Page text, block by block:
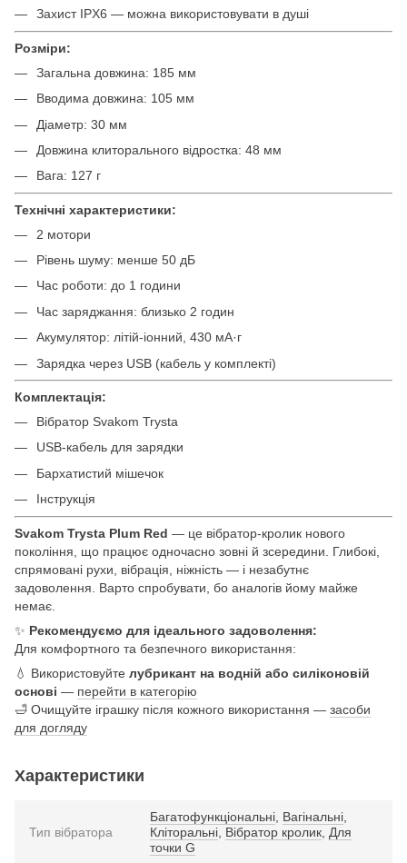
Захист IPX6 — можна використовувати в душі
Розміри:
Загальна довжина: 185 мм
Вводима довжина: 105 мм
Діаметр: 30 мм
Довжина клиторального відростка: 48 мм
Вага: 127 г
Технічні характеристики:
2 мотори
Рівень шуму: менше 50 дБ
Час роботи: до 1 години
Час заряджання: близько 2 годин
Акумулятор: літій-іонний, 430 мА·г
Зарядка через USB (кабель у комплекті)
Комплектація:
Вібратор Svakom Trysta
USB-кабель для зарядки
Бархатистий мішечок
Інструкція
Svakom Trysta Plum Red — це вібратор-кролик нового
покоління, що працює одночасно зовні й зсередини. Глибокі,
спрямовані рухи, вібрація, ніжність — і незабутнє
задоволення. Варто спробувати, бо аналогів йому майже
немає.
✨ Рекомендуємо для ідеального задоволення:
Для комфортного та безпечного використання:
💧 Використовуйте лубрикант на водній або силіконовій
основі — перейти в категорію
🛁 Очищуйте іграшку після кожного використання — засоби
для догляду
Характеристики
Тип вібратора
Багатофункціональні Вагінальні
Кліторальні Вібратор кролик Для
точки G